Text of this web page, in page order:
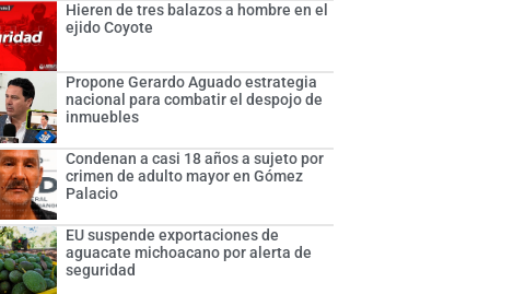
Hieren de tres balazos a hombre en el
ejido Coyote
Propone Gerardo Aguado estrategia
nacional para combatir el despojo de
inmuebles
Condenan a casi 18 años a sujeto por
crimen de adulto mayor en Gómez
Palacio
EU suspende exportaciones de
aguacate michoacano por alerta de
seguridad